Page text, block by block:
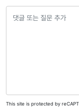
This site is protected by